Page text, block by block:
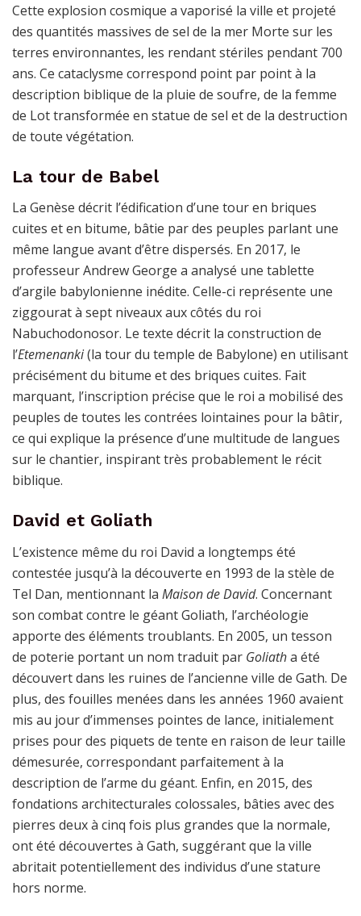
Cette explosion cosmique a vaporisé la ville et projeté
des quantités massives de sel de la mer Morte sur les
terres environnantes, les rendant stériles pendant 700
ans. Ce cataclysme correspond point par point à la
description biblique de la pluie de soufre, de la femme
de Lot transformée en statue de sel et de la destruction
de toute végétation.
La tour de Babel
La Genèse décrit l’édification d’une tour en briques
cuites et en bitume, bâtie par des peuples parlant une
même langue avant d’être dispersés. En 2017, le
professeur Andrew George a analysé une tablette
d’argile babylonienne inédite. Celle-ci représente une
ziggourat à sept niveaux aux côtés du roi
Nabuchodonosor. Le texte décrit la construction de
l’Etemenanki(la tour du temple de Babylone) en utilisant
précisément du bitume et des briques cuites. Fait
marquant, l’inscription précise que le roi a mobilisé des
peuples de toutes les contrées lointaines pour la bâtir,
ce qui explique la présence d’une multitude de langues
sur le chantier, inspirant très probablement le récit
biblique.
David et Goliath
L’existence même du roi David a longtemps été
contestée jusqu’à la découverte en 1993 de la stèle de
Tel Dan, mentionnant la Maison de David. Concernant
son combat contre le géant Goliath, l’archéologie
apporte des éléments troublants. En 2005, un tesson
de poterie portant un nom traduit par Goliatha été
découvert dans les ruines de l’ancienne ville de Gath. De
plus, des fouilles menées dans les années 1960 avaient
mis au jour d’immenses pointes de lance, initialement
prises pour des piquets de tente en raison de leur taille
démesurée, correspondant parfaitement à la
description de l’arme du géant. Enfin, en 2015, des
fondations architecturales colossales, bâties avec des
pierres deux à cinq fois plus grandes que la normale,
ont été découvertes à Gath, suggérant que la ville
abritait potentiellement des individus d’une stature
hors norme.